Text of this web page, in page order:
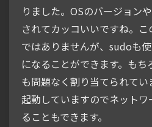
りました。OSのバージョン
されてカッコいいですね。
ではありませんが、sudoも
になることができます。もち
も問題なく割り当てられて
起動していますのでネット
ることもできます。